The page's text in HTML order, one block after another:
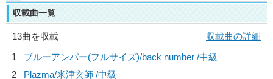
収載曲一覧
13曲を収載
収載曲の詳細
1
ブルーアンバー(フルサイズ)/back number /中級
2
Plazma/米津玄師 /中級